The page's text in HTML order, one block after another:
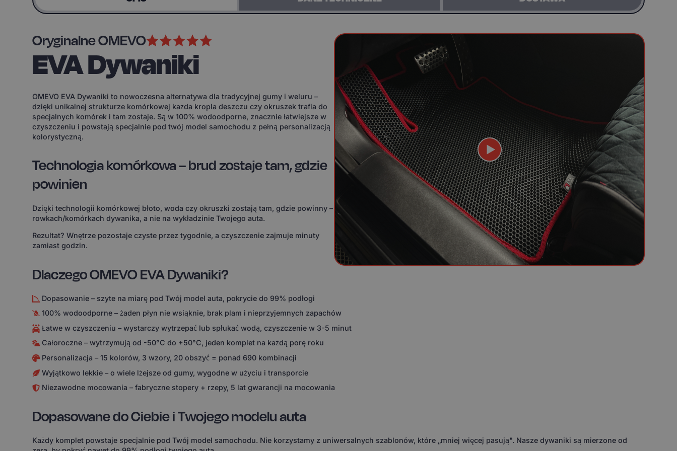
Oryginalne OMEVO
EVA Dywaniki
OMEVO EVA Dywaniki to nowoczesna alternatywa dla tradycyjnej gumy i weluru –
dzięki unikalnej strukturze komórkowej każda kropla deszczu czy okruszek trafia do
specjalnych komórek i tam zostaje. Są w 100% wodoodporne, znacznie łatwiejsze w
czyszczeniu i powstają specjalnie pod twój model samochodu z pełną personalizacją
kolorystyczną.
Technologia komórkowa – brud zostaje tam, gdzie
powinien
Dzięki technologii komórkowej błoto, woda czy okruszki zostają tam, gdzie powinny –
rowkach/komórkach dywanika, a nie na wykładzinie Twojego auta.
Rezultat? Wnętrze pozostaje czyste przez tygodnie, a czyszczenie zajmuje minuty
zamiast godzin.
Dlaczego OMEVO EVA Dywaniki?
Dopasowanie – szyte na miarę pod Twój model auta, pokrycie do 99% podłogi
100% wodoodporne – żaden płyn nie wsiąknie, brak plam i nieprzyjemnych zapachów
Łatwe w czyszczeniu – wystarczy wytrzepać lub spłukać wodą, czyszczenie w 3-5 minut
Całoroczne – wytrzymują od -50°C do +50°C, jeden komplet na każdą porę roku
Personalizacja – 15 kolorów, 3 wzory, 20 obszyć = ponad 690 kombinacji
Wyjątkowo lekkie – o wiele lżejsze od gumy, wygodne w użyciu i transporcie
Niezawodne mocowania – fabryczne stopery + rzepy, 5 lat gwarancji na mocowania
Dopasowane do Ciebie i Twojego modelu auta
Każdy komplet powstaje specjalnie pod Twój model samochodu. Nie korzystamy z uniwersalnych szablonów, które „mniej więcej pasują". Nasze dywaniki są mierzone od